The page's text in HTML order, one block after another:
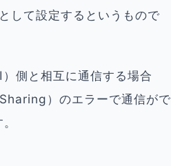
て設定するというもので
側と相互に通信する場合
）のエラーで通信がで